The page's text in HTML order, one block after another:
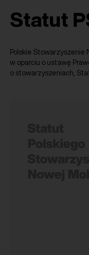
Statut
Polskie Stowarzyszenie
w oparciu o ustawę
o stowarzyszeniach,